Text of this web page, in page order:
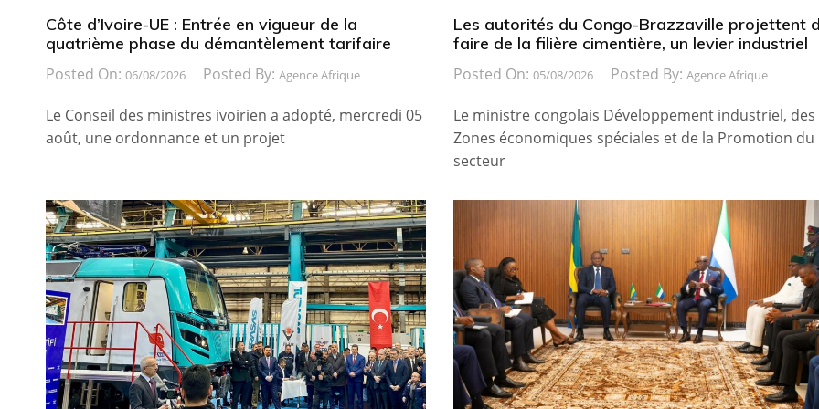
Côte d’Ivoire-UE : Entrée en vigueur de la
quatrième phase du démantèlement tarifaire
Posted On: 06/08/2026 Posted By: Agence Afrique
Le Conseil des ministres ivoirien a adopté, mercredi 05
août, une ordonnance et un projet
Les autorités du Congo-Brazzaville projettent
faire de la filière cimentière, un levier industriel
Posted On: 05/08/2026 Posted By: Agence Afrique
Le ministre congolais Développement industriel, des
Zones économiques spéciales et de la Promotion du
secteur